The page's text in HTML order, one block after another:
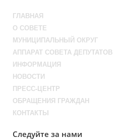
ГЛАВНАЯ
О СОВЕТЕ
МУНИЦИПАЛЬНЫЙ ОКРУГ
АППАРАТ СОВЕТА ДЕПУТАТОВ
ИНФОРМАЦИЯ
НОВОСТИ
ПРЕСС-ЦЕНТР
ОБРАЩЕНИЯ ГРАЖДАН
КОНТАКТЫ
Следуйте за нами